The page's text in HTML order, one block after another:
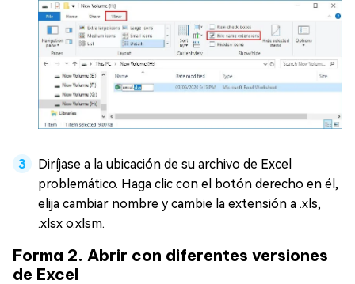
Diríjase a la ubicación de su archivo de Excel
problemático. Haga clic con el botón derecho en él,
elija cambiar nombre y cambie la extensión a .xls,
.xlsx o.xlsm.
Forma 2. Abrir con diferentes versiones
de Excel